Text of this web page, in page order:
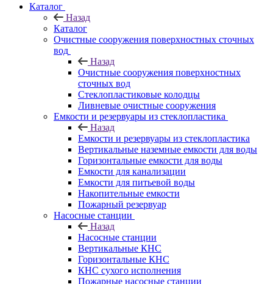
Каталог
Назад
Каталог
Очистные сооружения поверхностных сточных
вод
Назад
Очистные сооружения поверхностных
сточных вод
Стеклопластиковые колодцы
Ливневые очистные сооружения
Емкости и резервуары из стеклопластика
Назад
Емкости и резервуары из стеклопластика
Вертикальные наземные емкости для воды
Горизонтальные емкости для воды
Емкости для канализации
Емкости для питьевой воды
Накопительные емкости
Пожарный резервуар
Насосные станции
Назад
Насосные станции
Вертикальные КНС
Горизонтальные КНС
КНС сухого исполнения
Пожарные насосные станции